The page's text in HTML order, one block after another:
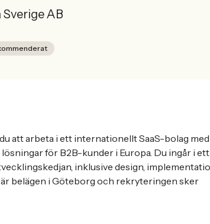
Sverige AB
att arbeta i ett internationellt SaaS-bolag med
för B2B-kunder i Europa. Du ingår i ett
inklusive design,
belägen i Göteborg och rekryteringen sker